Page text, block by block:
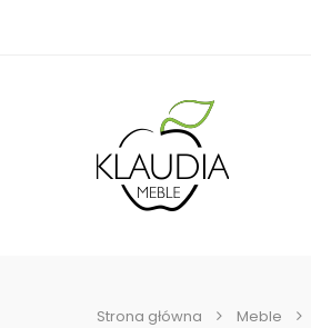
Strona główna Meble